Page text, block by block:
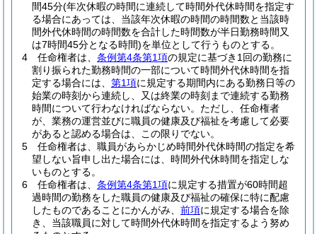
間45分(年次休暇の時間に連続して時間外代休時間を指定す
る場合にあっては、当該年次休暇の時間の時間数と当該時
間外代休時間の時間数を合計した時間数が半日勤務時間又
は7時間45分となる時間)を単位として行うものとする。
4
任命権者は、 条例第4条第1項の規定に基づき1回の勤務に
割り振られた勤務時間の一部について時間外代休時間を指
定する場合には、 第1項に規定する期間内にある勤務日等の
始業の時刻から連続し、又は終業の時刻まで連続する勤務
時間について行わなければならない。 ただし、任命権者
が、業務の運営並びに職員の健康及び福祉を考慮して必要
があると認める場合は、この限りでない。
5
任命権者は、職員があらかじめ時間外代休時間の指定を希
望しない旨申し出た場合には、時間外代休時間を指定しな
いものとする。
6
任命権者は、 条例第4条第1項に規定する措置が60時間超
過時間の勤務をした職員の健康及び福祉の確保に特に配慮
したものであることにかんがみ、 前項に規定する場合を除
き、当該職員に対して時間外代休時間を指定するよう努め